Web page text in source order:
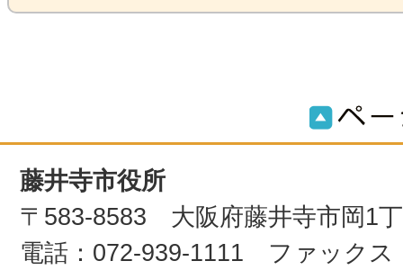
藤井寺市役所
〒583-8583 大阪府藤井寺市岡1
電話：072-939-1111 ファックス